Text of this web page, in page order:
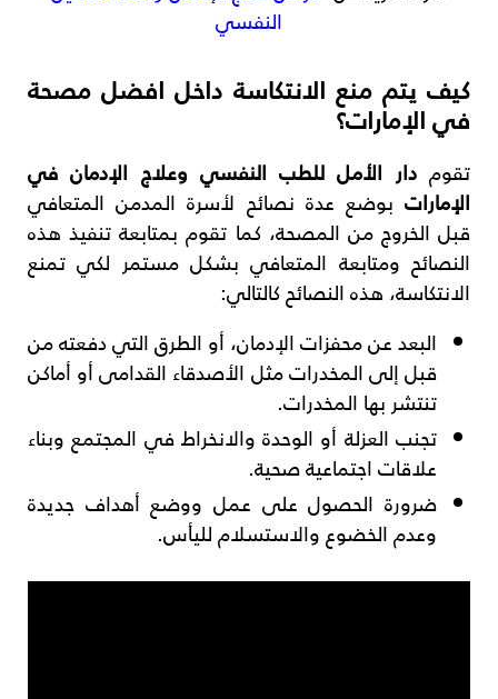
النفسي
كيف يتم منع الانتكاسة داخل افضل مصحة
في الإمارات؟
تقومدار الأمل للطب النفسي وعلاج الإدمان في
الإمارات بوضع عدة نصائح لأسرة المدمن المتعافي
قبل الخروج من المصحة، كما تقوم بمتابعة تنفيذ هذه
النصائح ومتابعة المتعافي بشكل مستمر لكي تمنع
الانتكاسة، هذه النصائح كالتالي:
البعد عن محفزات الإدمان، أو الطرق التي دفعته من
قبل إلى المخدرات مثل الأصدقاء القدامى أو أماكن
تنتشر بها المخدرات.
تجنب العزلة أو الوحدة والانخراط في المجتمع وبناء
علاقات اجتماعية صحية.
ضرورة الحصول على عمل ووضع أهداف جديدة
وعدم الخضوع والاستسلام لليأس.